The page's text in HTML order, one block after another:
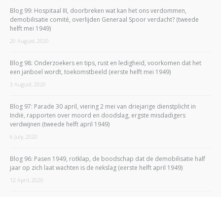
Blog 99: Hospitaal III, doorbreken wat kan het ons verdommen,
demobilisatie comité, overlijden Generaal Spoor verdacht? (tweede
helft mei 1949)
20 August, 2020
Blog 98: Onderzoekers en tips, rust en ledigheid, voorkomen dat het
een janboel wordt, toekomstbeeld (eerste helft mei 1949)
3 August, 2020
Blog 97: Parade 30 april, viering 2 mei van driejarige dienstplicht in
Indië, rapporten over moord en doodslag, ergste misdadigers
verdwijnen (tweede helft april 1949)
6 July, 2020
Blog 96: Pasen 1949, rotklap, de boodschap dat de demobilisatie half
jaar op zich laat wachten is de nekslag (eerste helft april 1949)
12 April, 2020